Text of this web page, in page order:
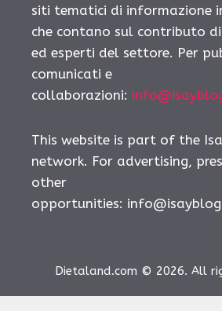
siti tematici di informazione
che contano sul contributo
ed esperti del settore. Per
comunicati e
collaborazioni:
This website is part of the
network. For advertising,
other
opportunities:
Dietaland.com © 2026. All